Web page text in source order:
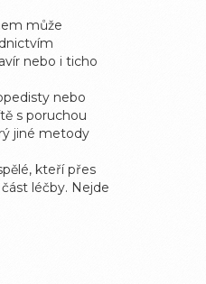
může
nebo i ticho
nebo
s poruchou
jiné metody
kteří přes
léčby. Nejde